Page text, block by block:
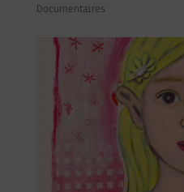
Documentaires